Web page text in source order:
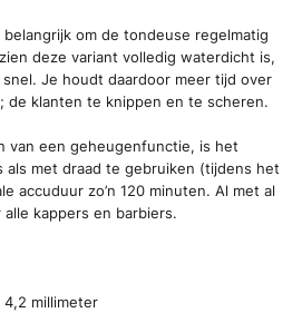
om de tondeuse regelmatig
deze variant volledig waterdicht is,
Je houdt daardoor meer tijd over
de klanten te knippen en te scheren.
van een geheugenfunctie, is het
als met draad te gebruiken (tijdens het
accuduur zo’n 120 minuten. Al met al
kappers en barbiers.
millimeter